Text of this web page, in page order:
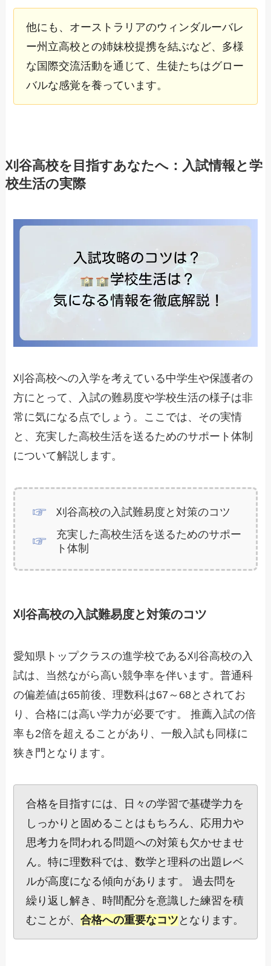
他にも、オーストラリアのウィンダルーバレ
ー州立高校との姉妹校提携を結ぶなど、多様
な国際交流活動を通じて、生徒たちはグロー
バルな感覚を養っています。
刈谷高校を目指すあなたへ：入試情報と学
校生活の実際
刈谷高校への入学を考えている中学生や保護者の
方にとって、入試の難易度や学校生活の様子は非
常に気になる点でしょう。ここでは、その実情
と、充実した高校生活を送るためのサポート体制
について解説します。
刈谷高校の入試難易度と対策のコツ
充実した高校生活を送るためのサポー
ト体制
刈谷高校の入試難易度と対策のコツ
愛知県トップクラスの進学校である刈谷高校の入
試は、当然ながら高い競争率を伴います。普通科
の偏差値は65前後、理数科は67～68とされてお
り、合格には高い学力が必要です。 推薦入試の倍
率も2倍を超えることがあり、一般入試も同様に
狭き門となります。
合格を目指すには、日々の学習で基礎学力を
しっかりと固めることはもちろん、応用力や
思考力を問われる問題への対策も欠かせませ
ん。特に理数科では、数学と理科の出題レベ
ルが高度になる傾向があります。 過去問を
繰り返し解き、時間配分を意識した練習を積
むことが、合格への重要なコツ となります。